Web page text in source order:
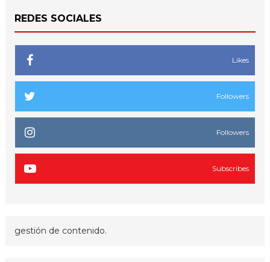
REDES SOCIALES
Likes
Followers
Followers
Subscribes
gestión de contenido.